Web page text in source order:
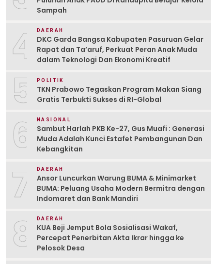
Sampah
4 DAERAH
DKC Garda Bangsa Kabupaten Pasuruan Gelar
Rapat dan Ta’aruf, Perkuat Peran Anak Muda
dalam Teknologi Dan Ekonomi Kreatif
5 POLITIK
TKN Prabowo Tegaskan Program Makan Siang
Gratis Terbukti Sukses di RI-Global
6 NASIONAL
Sambut Harlah PKB Ke-27, Gus Muafi : Generasi
Muda Adalah Kunci Estafet Pembangunan Dan
Kebangkitan
7 DAERAH
Ansor Luncurkan Warung BUMA & Minimarket
BUMA: Peluang Usaha Modern Bermitra dengan
Indomaret dan Bank Mandiri
8 DAERAH
KUA Beji Jemput Bola Sosialisasi Wakaf,
Percepat Penerbitan Akta Ikrar hingga ke
Pelosok Desa